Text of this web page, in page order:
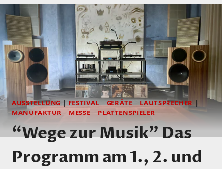
AUSSTELLUNG|FESTIVAL|GERÄTE|LAUTSPRECHER |
MANUFAKTUR | MESSE | PLATTENSPIELER
“Wege zur Musik” Das
Programm am 1., 2. und